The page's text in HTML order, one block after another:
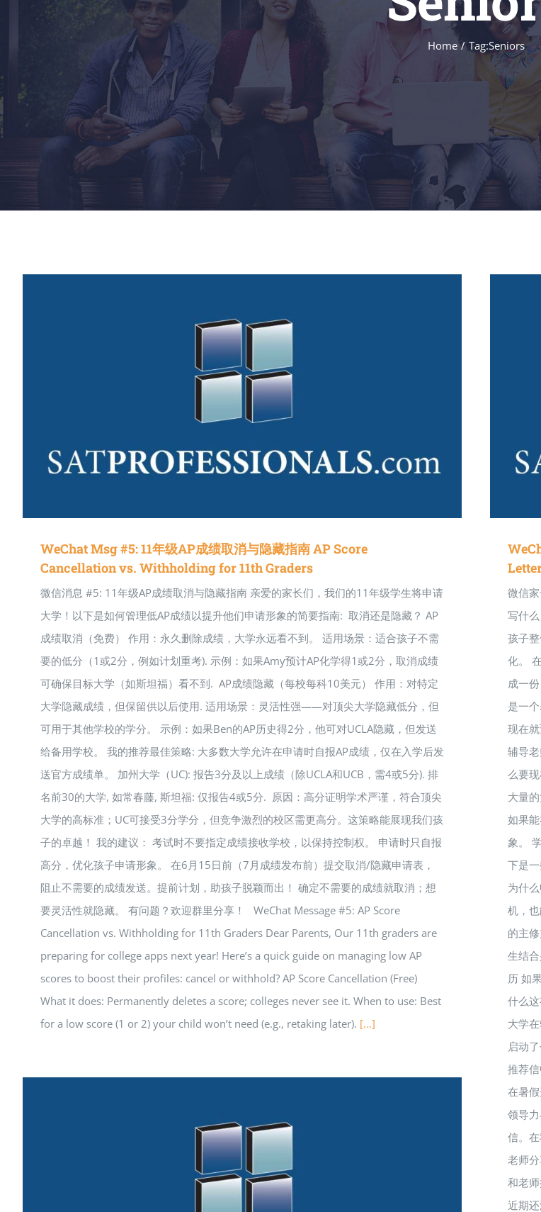
Home / Tag:Seniors
WeChat Msg #5: 11年级AP成绩取消与隐藏指南 AP Score
Cancellation vs. Withholding for 11th Graders
微信消息 #5: 11年级AP成绩取消与隐藏指南 亲爱的家长们，我们的11年级学生将申请
大学！以下是如何管理低AP成绩以提升他们申请形象的简要指南: 取消还是隐藏？ AP
成绩取消（免费） 作用：永久删除成绩，大学永远看不到。 适用场景：适合孩子不需
要的低分（1或2分，例如计划重考). 示例：如果Amy预计AP化学得1或2分，取消成绩
可确保目标大学（如斯坦福）看不到. AP成绩隐藏（每校每科10美元） 作用：对特定
大学隐藏成绩，但保留供以后使用. 适用场景：灵活性强——对顶尖大学隐藏低分，但
可用于其他学校的学分。 示例：如果Ben的AP历史得2分，他可对UCLA隐藏，但发送
给备用学校。 我的推荐最佳策略: 大多数大学允许在申请时自报AP成绩，仅在入学后发
送官方成绩单。 加州大学（UC): 报告3分及以上成绩（除UCLA和UCB，需4或5分). 排
名前30的大学, 如常春藤, 斯坦福: 仅报告4或5分. 原因：高分证明学术严谨，符合顶尖
大学的高标准；UC可接受3分学分，但竞争激烈的校区需更高分。这策略能展现我们孩
子的卓越！ 我的建议： 考试时不要指定成绩接收学校，以保持控制权。 申请时只自报
高分，优化孩子申请形象。 在6月15日前（7月成绩发布前）提交取消/隐藏申请表，
阻止不需要的成绩发送。提前计划，助孩子脱颖而出！ 确定不需要的成绩就取消；想
要灵活性就隐藏。 有问题？欢迎群里分享！ WeChat Message #5: AP Score
Cancellation vs. Withholding for 11th Graders Dear Parents, Our 11th graders are
preparing for college apps next year! Here’s a quick guide on managing low AP
scores to boost their profiles: cancel or withhold? AP Score Cancellation (Free)
What it does: Permanently deletes a score; colleges never see it. When to use: Best
for a low score (1 or 2) your child won’t need (e.g., retaking later). [...]
微信
写什
孩子
化。
成一
是一
现在
辅导
么要
大量
如果
象。
下是
为什
机，
的主
生结
历 如
什么
大学
启动
推荐
在暑
领导
信。
老师
和老
近期